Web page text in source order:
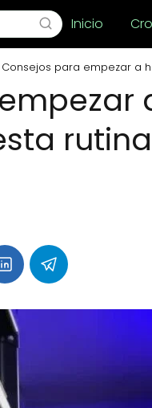
Inicio
Consejos para empezar a
rutina